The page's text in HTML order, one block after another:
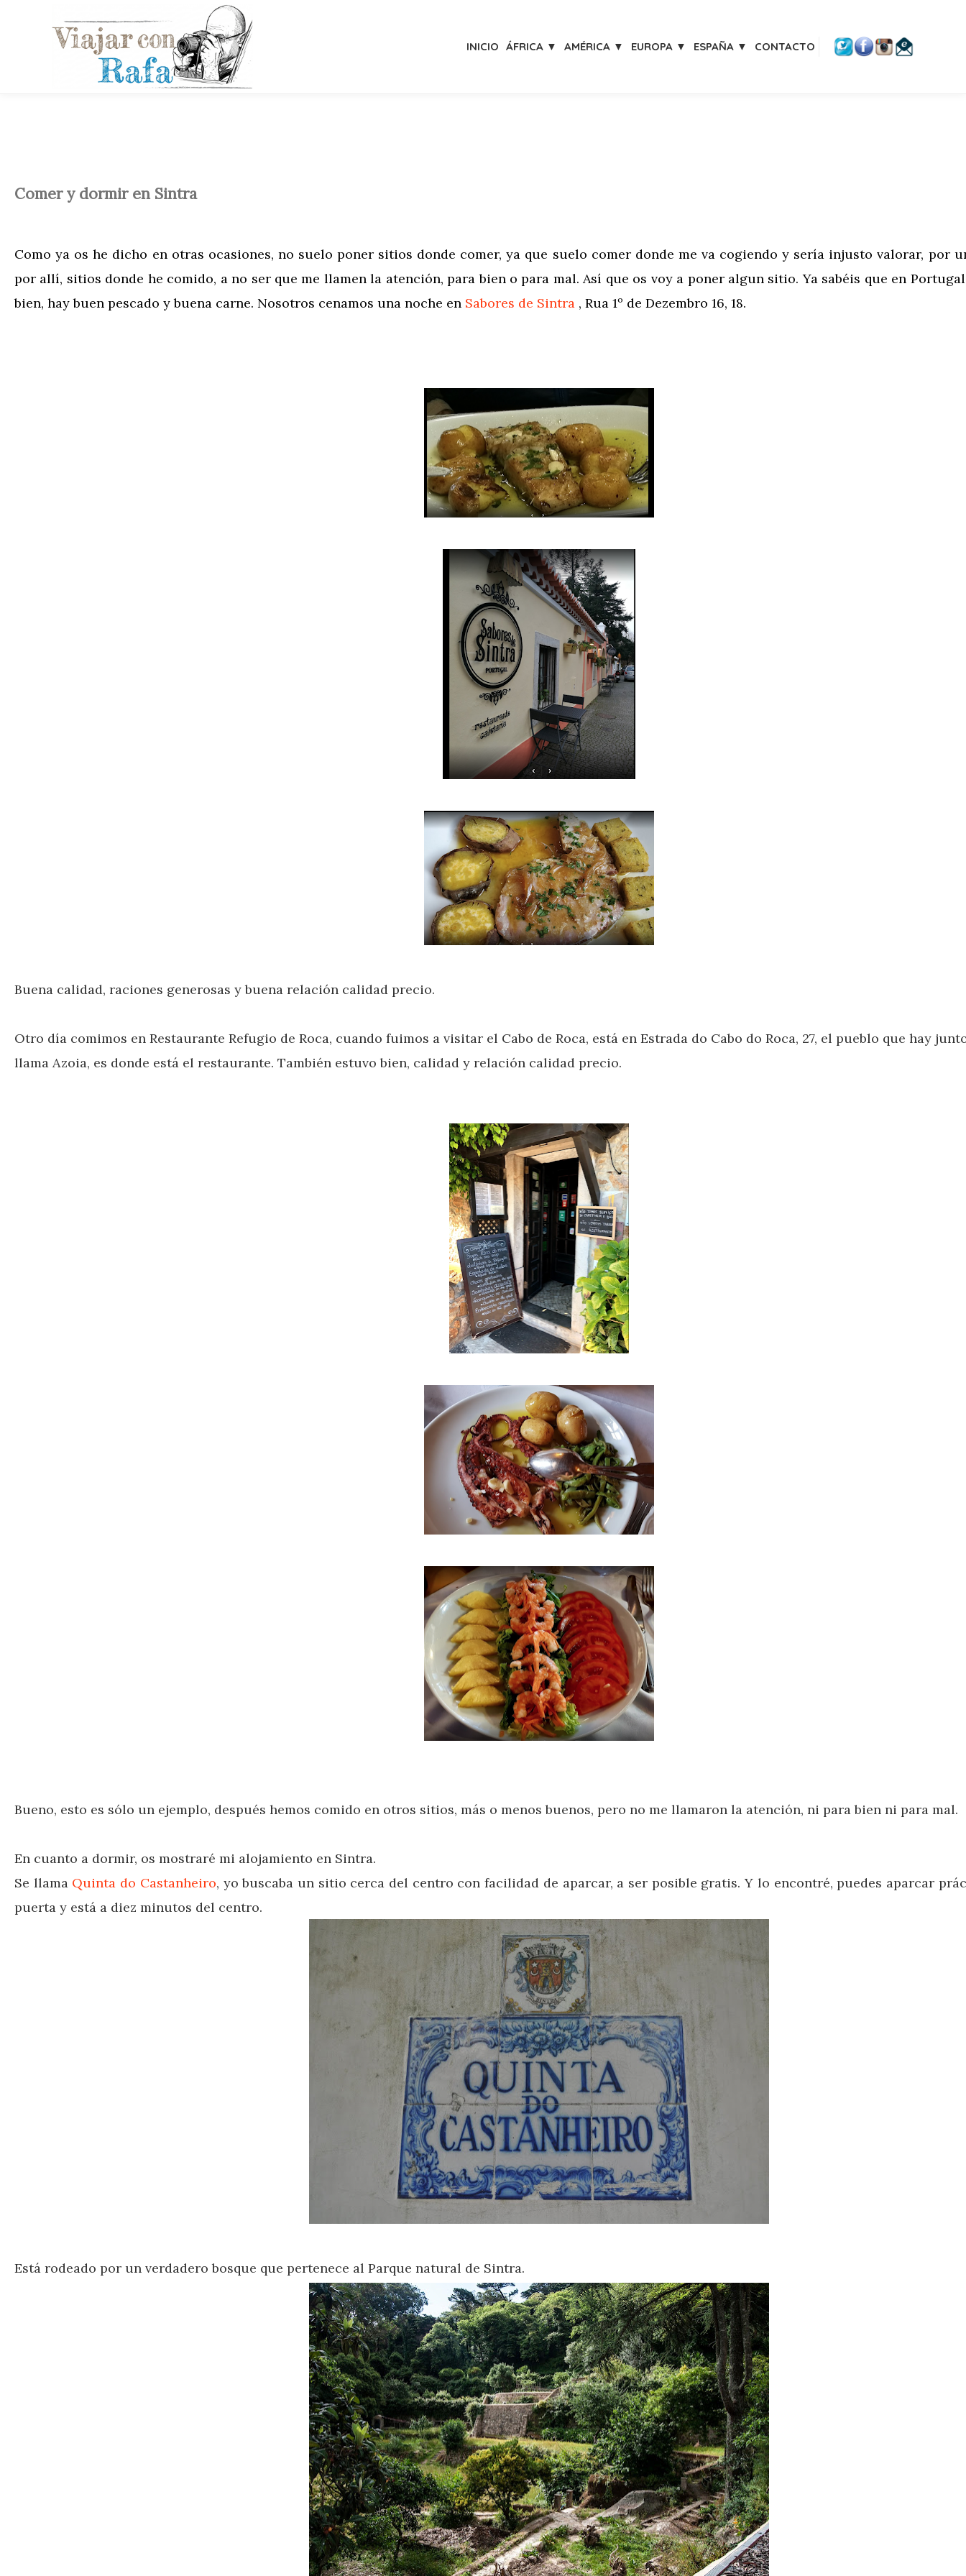
INICIO ÁFRICA ▼ AMÉRICA ▼ EUROPA ▼ ESPAÑA ▼ CONTACTO
Comer y dormir en Sintra
Como ya os he dicho en otras ocasiones, no suelo poner sitios donde comer, ya que suelo comer donde me va cogiendo y sería injusto valorar, por
por allí, sitios donde he comido, a no ser que me llamen la atención, para bien o para mal. Así que os voy a poner algun sitio. Ya sabéis que en
bien, hay buen pescado y buena carne. Nosotros cenamos una noche en Sabores de Sintra , Rua 1º de Dezembro 16, 18.
Buena calidad, raciones generosas y buena relación calidad precio.
Otro día comimos en Restaurante Refugio de Roca, cuando fuimos a visitar el Cabo de Roca, está en Estrada do Cabo do Roca, 27, el pueblo que hay
llama Azoia, es donde está el restaurante. También estuvo bien, calidad y relación calidad precio.
Bueno, esto es sólo un ejemplo, después hemos comido en otros sitios, más o menos buenos, pero no me llamaron la atención, ni para bien ni para mal.
En cuanto a dormir, os mostraré mi alojamiento en Sintra.
Se llama Quinta do Castanheiro, yo buscaba un sitio cerca del centro con facilidad de aparcar, a ser posible gratis. Y lo encontré, puedes aparcar
puerta y está a diez minutos del centro.
Está rodeado por un verdadero bosque que pertenece al Parque natural de Sintra.